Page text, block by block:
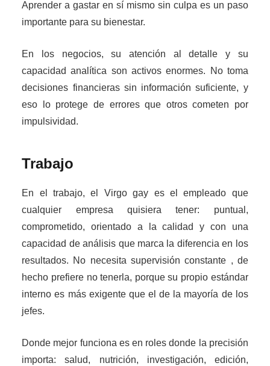
Aprender a gastar en sí mismo sin culpa es un paso
importante para su bienestar.
En los negocios, su atención al detalle y su
capacidad analítica son activos enormes. No toma
decisiones financieras sin información suficiente, y
eso lo protege de errores que otros cometen por
impulsividad.
Trabajo
En el trabajo, el Virgo gay es el empleado que
cualquier empresa quisiera tener: puntual,
comprometido, orientado a la calidad y con una
capacidad de análisis que marca la diferencia en los
resultados. No necesita supervisión constante , de
hecho prefiere no tenerla, porque su propio estándar
interno es más exigente que el de la mayoría de los
jefes.
Donde mejor funciona es en roles donde la precisión
importa: salud, nutrición, investigación, edición,